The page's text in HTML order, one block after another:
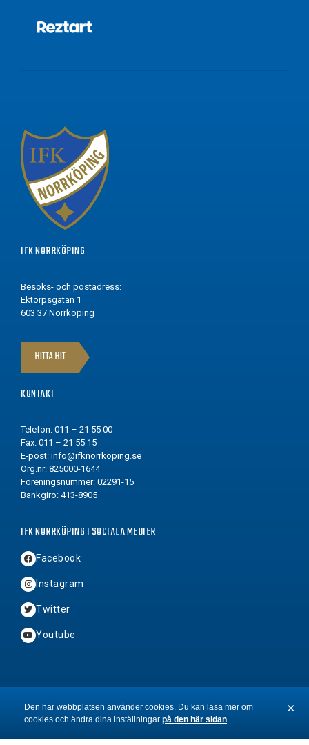
IFK NORRKÖPING
Besöks- och postadress:
Ektorpsgatan 1
603 37 Norrköping
HITTA HIT
KONTAKT
Telefon: 011 – 21 55 00
Fax: 011 – 21 55 15
E-post: info@ifknorrkoping.se
Org.nr: 825000-1644
Föreningsnummer: 02291-15
Bankgiro: 413-8905
IFK NORRKÖPING I SOCIALA MEDIER
Facebook
Instagram
Twitter
Youtube
2026 © Copyright IFK Norrköping FK
& Hamrén
Den här webbplatsen använder cookies. Du kan läsa mer om
cookies och ändra dina inställningar på den här sidan.
×